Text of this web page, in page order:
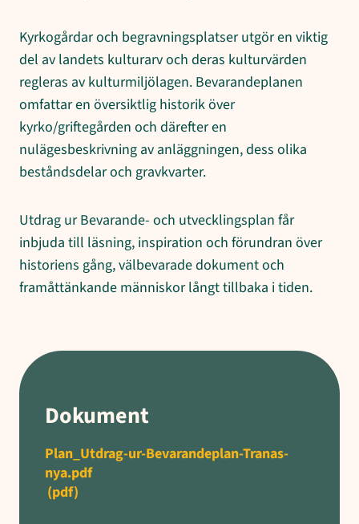
Kyrkogårdar och begravningsplatser utgör en viktig
del av landets kulturarv och deras kulturvärden
regleras av kulturmiljölagen. Bevarandeplanen
omfattar en översiktlig historik över
kyrko/griftegården och därefter en
nulägesbeskrivning av anläggningen, dess olika
beståndsdelar och gravkvarter.
Utdrag ur Bevarande- och utvecklingsplan får
inbjuda till läsning, inspiration och förundran över
historiens gång, välbevarade dokument och
framåttänkande människor långt tillbaka i tiden.
Dokument
Plan_Utdrag-ur-Bevarandeplan-Tranas-
nya.pdf
(pdf)